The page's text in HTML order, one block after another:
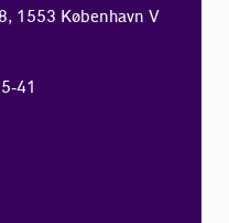
1553 København V
41